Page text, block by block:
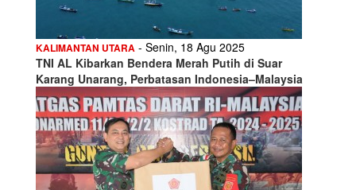
KALIMANTAN UTARA - Senin, 18 Agu 2025
TNI AL Kibarkan Bendera Merah Putih di Suar
Karang Unarang, Perbatasan Indonesia–Malaysia